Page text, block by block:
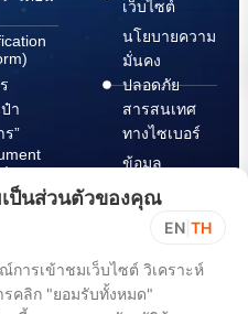
ป๋า
ร”
เว็บไซต์
นโยบายความ
มั่นคง
ปลอดภัย
สารสนเทศ
ทางไซเบอร์
ข้อมูล
ปฏิบัติตาม
พ.ร.บ. การ
ปฏิบัติราชการ
ทาง
อิเล็กทรอนิกส์
ป็นส่วนตัวของคุณ
EN TH
การเข้าชมเว็บไซต์ วิเคราะห์
รคลิก "ยอมรับทั้งหมด"